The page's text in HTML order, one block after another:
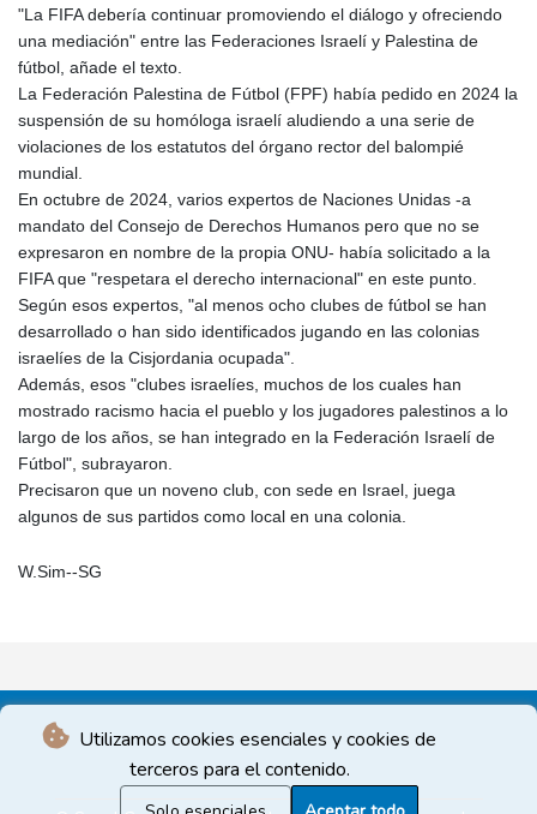
Utilizamos cookies esenciales y cookies de
terceros para el contenido.
"La FIFA debería continuar promoviendo el diálogo y ofreciendo
una mediación" entre las Federaciones Israelí y Palestina de
fútbol, añade el texto.
La Federación Palestina de Fútbol (FPF) había pedido en 2024 la
suspensión de su homóloga israelí aludiendo a una serie de
violaciones de los estatutos del órgano rector del balompié
mundial.
En octubre de 2024, varios expertos de Naciones Unidas -a
mandato del Consejo de Derechos Humanos pero que no se
expresaron en nombre de la propia ONU- había solicitado a la
FIFA que "respetara el derecho internacional" en este punto.
Según esos expertos, "al menos ocho clubes de fútbol se han
desarrollado o han sido identificados jugando en las colonias
israelíes de la Cisjordania ocupada".
Además, esos "clubes israelíes, muchos de los cuales han
mostrado racismo hacia el pueblo y los jugadores palestinos a lo
largo de los años, se han integrado en la Federación Israelí de
Fútbol", subrayaron.
Precisaron que un noveno club, con sede en Israel, juega
algunos de sus partidos como local en una colonia.
W.Sim--SG